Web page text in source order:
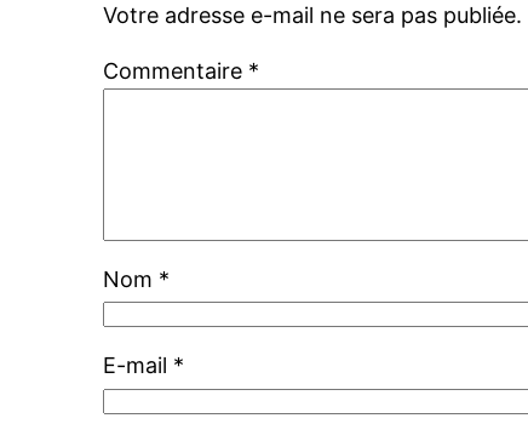
Votre adresse e-mail ne sera pas publiée.
Commentaire *
Nom *
E-mail *